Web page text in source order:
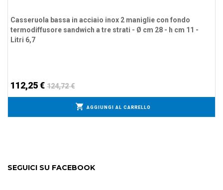
Casseruola bassa in acciaio inox 2 maniglie con fondo
termodiffusore sandwich a tre strati - Ø cm 28 - h cm 11 -
Litri 6,7
112,25 € 124,72 €
AGGIUNGI AL CARRELLO
SEGUICI SU FACEBOOK